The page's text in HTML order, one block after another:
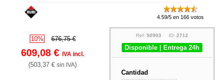
4.59/5 en 166 votos
10% 676,75 €
609,08 €IVA incl.
(503,37 €sin IVA)
Ref: 50903 ID: 2712
Disponible | Entrega 24h
Cantidad